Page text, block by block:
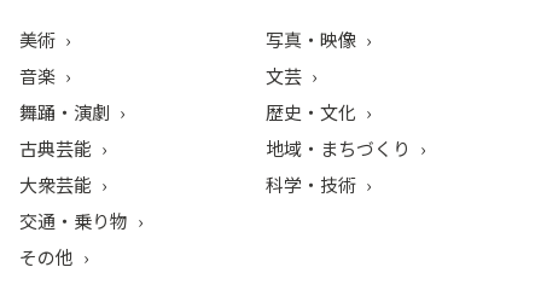
美術
音楽
舞踊・演劇
古典芸能
大衆芸能
写真・映像
文芸
歴史・文化
地域・まちづくり
科学・技術
交通・乗り物
その他